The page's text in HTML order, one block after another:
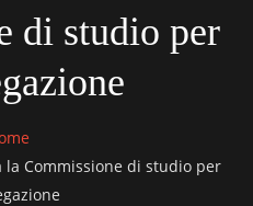
di studio per
Commissione di studio per